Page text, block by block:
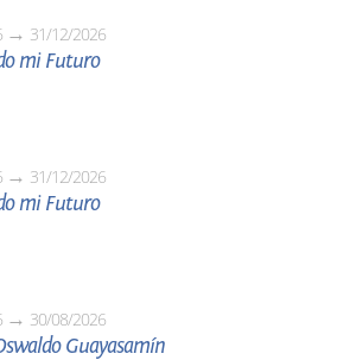
31/12/2026
mi Futuro
31/12/2026
mi Futuro
30/08/2026
Guayasamín